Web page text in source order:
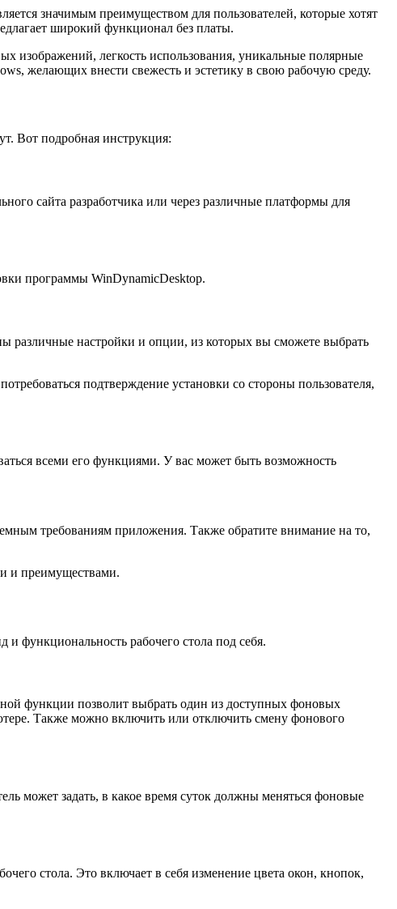
значимым преимуществом для пользователей, которые хотят
широкий функционал без платы.
изображений, легкость использования, уникальные полярные
желающих внести свежесть и эстетику в свою рабочую среду.
Вот подробная инструкция:
сайта разработчика или через различные платформы для
программы WinDynamicDesktop.
различные настройки и опции, из которых вы сможете выбрать
подтверждение установки со стороны пользователя,
всеми его функциями. У вас может быть возможность
требованиям приложения. Также обратите внимание на то,
и преимуществами.
функциональность рабочего стола под себя.
функции позволит выбрать один из доступных фоновых
Также можно включить или отключить смену фонового
может задать, в какое время суток должны меняться фоновые
стола. Это включает в себя изменение цвета окон, кнопок,